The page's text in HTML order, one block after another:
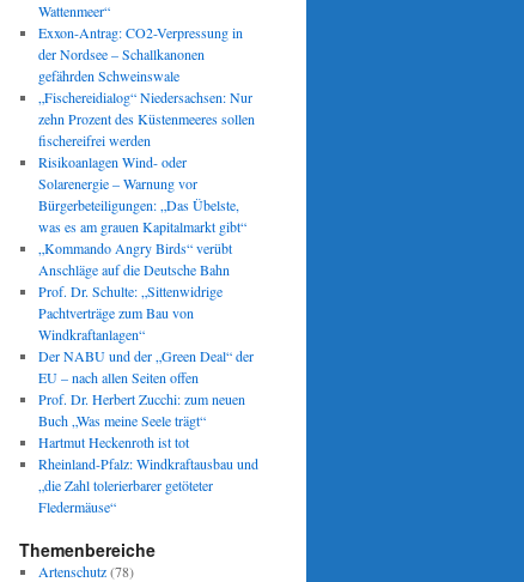
Wattenmeer“
Exxon-Antrag: CO2-Verpressung in
der Nordsee – Schallkanonen
gefährden Schweinswale
„Fischereidialog“ Niedersachsen: Nur
zehn Prozent des Küstenmeeres sollen
fischereifrei werden
Risikoanlagen Wind- oder
Solarenergie – Warnung vor
Bürgerbeteiligungen: „Das Übelste,
was es am grauen Kapitalmarkt gibt“
„Kommando Angry Birds“ verübt
Anschläge auf die Deutsche Bahn
Prof. Dr. Schulte: „Sittenwidrige
Pachtverträge zum Bau von
Windkraftanlagen“
Der NABU und der „Green Deal“ der
EU – nach allen Seiten offen
Prof. Dr. Herbert Zucchi: zum neuen
Buch „Was meine Seele trägt“
Hartmut Heckenroth ist tot
Rheinland-Pfalz: Windkraftausbau und
„die Zahl tolerierbarer getöteter
Fledermäuse“
Themenbereiche
Artenschutz(78)